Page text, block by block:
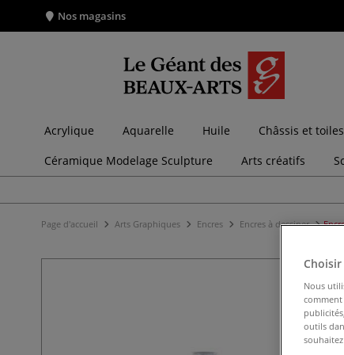
Nos magasins
Acrylique Aquarelle Huile Châssis et toiles
Céramique Modelage Sculpture
Arts créatifs
Page d'accueil Arts Graphiques Encres Encres à dessiner
Nous
outils